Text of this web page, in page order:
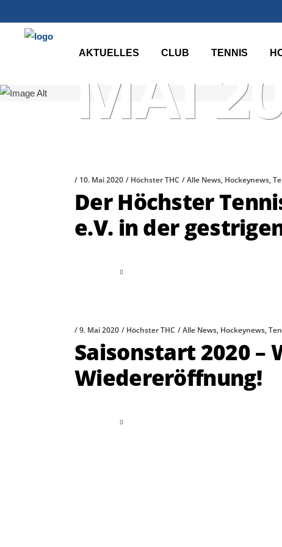
AKTUELLES CLUB TENNIS
MAI
10. Mai 2020 Höchster THC Alle News, Hockeynews,
Der Höchster
e.V. in der
9. Mai 2020 Höchster THC Alle News, Hockeynews,
Saisonstart 2020
Wiedereröffnung!